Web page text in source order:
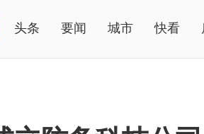
头条 要闻 城市 快看